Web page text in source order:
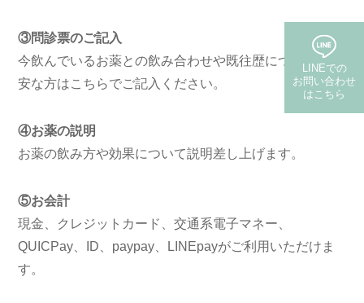
③問診票のご記入
今飲んでいるお薬との飲み合わせや既往歴についてご不
安な方はこちらでご記入ください。
④お薬の説明
お薬の飲み方や効果について説明差し上げます。
⑤お会計
現金、クレジットカード、交通系電子マネー、
QUICPay、ID、paypay、LINEpayがご利用いただけま
す。
LINEでの
お問い合わせ
はこちら